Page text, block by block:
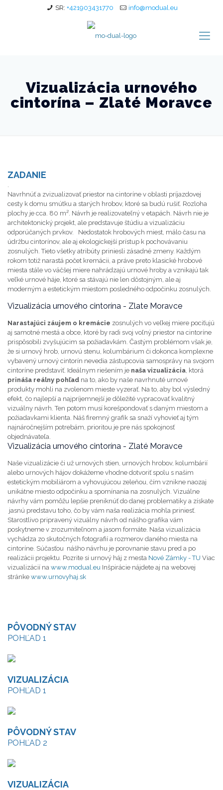
SR: +421903431770 info@modual.eu
Vizualizácia urnového
cintorína – Zlaté Moravce
ZADANIE
.
Navrhnúť a zvizualizovať priestor na cintoríne v oblasti príjazdovej
cesty k domu smútku a starých hrobov, ktoré sa budú rušiť. Rozloha
plochy je cca. 80 m². Návrh je realizovateľný v etapách. Návrh nie je
architektonický projekt, ale predstavuje štúdiu a vizualizáciu
odporúčaných prvkov. Nedostatok hrobových miest, málo času na
údržbu cintorínov, ale aj ekologickejší prístup k pochovávaniu
zosnulých. Tieto všetky atribúty priniesli zásadné zmeny. Každým
rokom totiž narastá počet kremácii, a práve preto klasické hrobové
miesta stále vo väčšej miere nahrádzajú urnové hroby a vznikajú tak
veľké urnové háje, ktoré sa stávajú nie len dôstojným, ale aj
moderným a estetickým miestom posledného odpočinku zosnulých.
Vizualizácia urnového cintorína - Zlate Moravce
Narastajúci záujem o kremácie zosnulých vo veľkej miere pociťujú
aj samotné mestá a obce, ktoré by radi svoj voľný priestor na cintoríne
prispôsobili zvyšujúcim sa požiadavkám. Častým problémom však je,
že si urnový hrob, urnovú stenu, kolumbárium či dokonca komplexne
vybavený urnový cintorín nevedia zástupcovia samosprávy na svojom
cintoríne predstaviť. Ideálnym riešením je naša vizualizácia, ktorá
prináša reálny pohľad na to, ako by naše navrhnuté urnové
produkty mohli na zvolenom mieste vyzerať. Na to, aby bol výsledný
efekt, čo najlepší a najpríjemnejší je dôležité vypracovať kvalitný
vizuálny návrh. Ten potom musí korešpondovať s daným miestom a
požiadavkami klienta. Náš firemný grafik sa snaží vyhovieť aj tým
najnáročnejším potrebám, prioritou je pre nás spokojnosť
objednávateľa.
Vizualizácia urnového cintorína - Zlaté Moravce
Naše vizualizácie či už urnových stien, urnových hrobov, kolumbárií
alebo urnových hájov dokážeme vhodne dotvoriť spolu s našim
estetickým mobiliárom a vyhovujúcou zeleňou, čím vznikne naozaj
unikátne miesto odpočinku a spomínania na zosnulých. Vizuálne
návrhy vám pomôžu lepšie preniknúť do danej problematiky a získate
jasnú predstavu toho, čo by vám naša realizácia mohla priniesť.
Starostlivo pripravený vizuálny návrh od nášho grafika vám
poskytneme v zrozumiteľnom a jasom formáte. Naša vizualizácia
vychádza zo skutočných fotografií a rozmerov daného miesta na
cintoríne. Súčasťou nášho návrhu je porovnanie stavu pred a po
realizácii projektu. Pozrite si urnový háj z mesta Nové Zámky - TU Viac
vizualizácií na www.modual.eu Inšpirácie nájdete aj na webovej
stránke www.urnovyhaj.sk
PÔVODNÝ STAV
POHĽAD 1
VIZUALIZÁCIA
POHĽAD 1
PÔVODNÝ STAV
POHĽAD 2
VIZUALIZÁCIA